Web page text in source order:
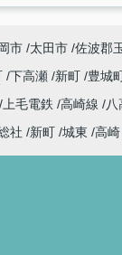
市 太田市 佐波郡
下高瀬 新町 豊城
上毛電鉄 高崎線 八
社 新町 城東 高崎